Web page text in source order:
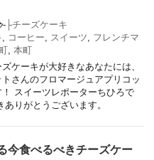
- ├チーズケーキ
, コーヒー, スイーツ, フレンチマ
, 本町
ケーキが大好きなあなたには、
さんのフロマージュアプリコッ
！ スイーツレポーターちひろで
りがとうございます。
今食べるべきチーズケー